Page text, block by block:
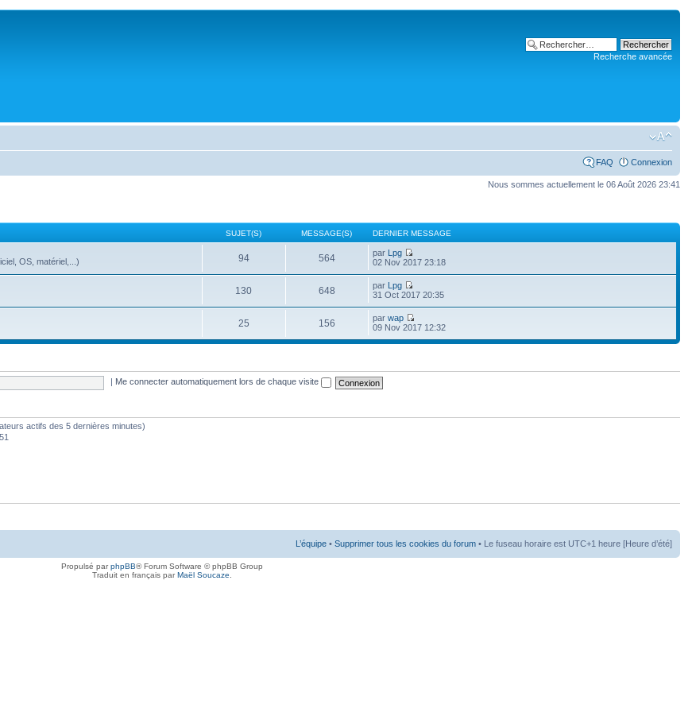
Recherche avancée
FAQ Connexion
Nous sommes actuellement le 06 Août 2026 23:41
SUJET(S) MESSAGE(S) DERNIER MESSAGE
OS, matériel,...) 94 564 par Lpg
02 Nov 2017 23:18
130 648 par Lpg
31 Oct 2017 20:35
25 156 parwap
09 Nov 2017 12:32
Me connecter automatiquement lors de chaque visite
actifs des 5 dernières minutes)
L’équipe • Supprimer tous les cookies du forum • Le fuseau horaire est UTC+1 heure [Heure d’été]
Propulsé parphpBB® Forum Software © phpBB Group
Traduit en français parMaël Soucaze